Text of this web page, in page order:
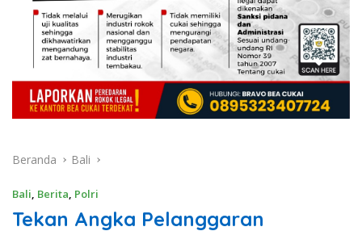
Beranda Bali
Bali, Berita, Polri
Tekan Angka Pelanggaran